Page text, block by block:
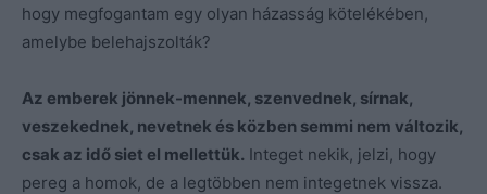
hogy megfogantam egy olyan házasság kötelékében,
amelybe belehajszolták?
Az emberek jönnek-mennek, szenvednek, sírnak,
veszekednek, nevetnek és közben semmi nem változik,
csak az idő siet el mellettük. Integet nekik, jelzi, hogy
pereg a homok, de a legtöbben nem integetnek vissza.